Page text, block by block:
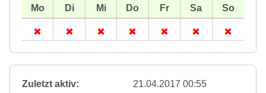
Zuletzt aktiv:
21.04.2017 00:55